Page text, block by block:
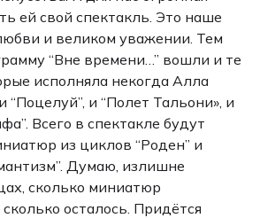
ей свой спектакль. Это наше
и великом уважении. Тем
“Вне времени…” вошли и те
исполняла некогда Алла
“Поцелуй”, и “Полет Тальони», и
Всего в спектакле будут
из циклов “Роден” и
Думаю, излишне
сколько миниатюр
осталось. Придётся